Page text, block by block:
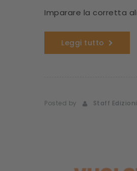
Imparare la corretta
Leggi tutto
Posted by Staff